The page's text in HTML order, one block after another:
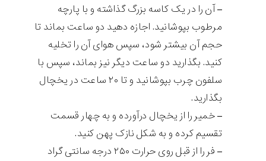
– آن را در یک کاسه بزرگ گذاشته و با پارچه
مرطوب بپوشانید. اجازه دهید دو ساعت بماند تا
حجم آن بیشتر شود، سپس هوای آن را تخلیه
کنید. بگذارید دو ساعت دیگر نیز بماند، سپس با
سلفون چرب بپوشانید و تا ۲۰ ساعت در یخچال
بگذارید.
– خمیر را از یخچال درآورده و به چهار قسمت
تقسیم کرده و به شکل نازک پهن کنید.
– فر را از قبل روی حرارت ۲۵۰ درجه سانتی گراد